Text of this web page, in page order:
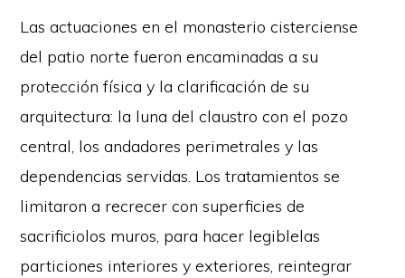
Las actuaciones en el monasterio cisterciense
del patio norte fueron encaminadas a su
protección física y la clarificación de su
arquitectura: la luna del claustro con el pozo
central, los andadores perimetrales y las
dependencias servidas. Los tratamientos se
limitaron a recrecer con superficies de
sacrificiolos muros, para hacer legiblelas
particiones interiores y exteriores, reintegrar